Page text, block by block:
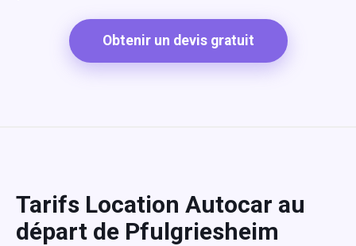
Obtenir un devis gratuit
Tarifs Location Autocar au
départ de Pfulgriesheim